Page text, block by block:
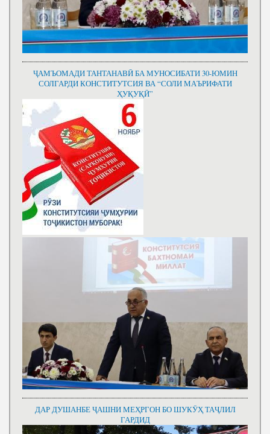
ҶАМЪОМАДИ ТАНТАНАВӢ БА МУНОСИБАТИ 30-ЮМИН
СОЛГАРДИ КОНСТИТУТСИЯ ВА “СОЛИ МАЪРИФАТИ
ҲУҚУҚӢ”
ДАР ДУШАНБЕ ҶАШНИ МЕҲРГОН БО ШУКӮҲ ТАҶЛИЛ
ГАРДИД